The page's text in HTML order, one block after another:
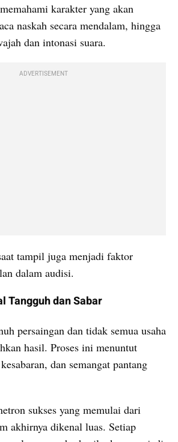
karakter yang akan
naskah secara mendalam, hingga
dan intonasi suara.
ADVERTISEMENT
tampil juga menjadi faktor
dalam audisi.
Tangguh dan Sabar
persaingan dan tidak semua usaha
hasil. Proses ini menuntut
dan semangat pantang
sukses yang memulai dari
akhirnya dikenal luas. Setiap